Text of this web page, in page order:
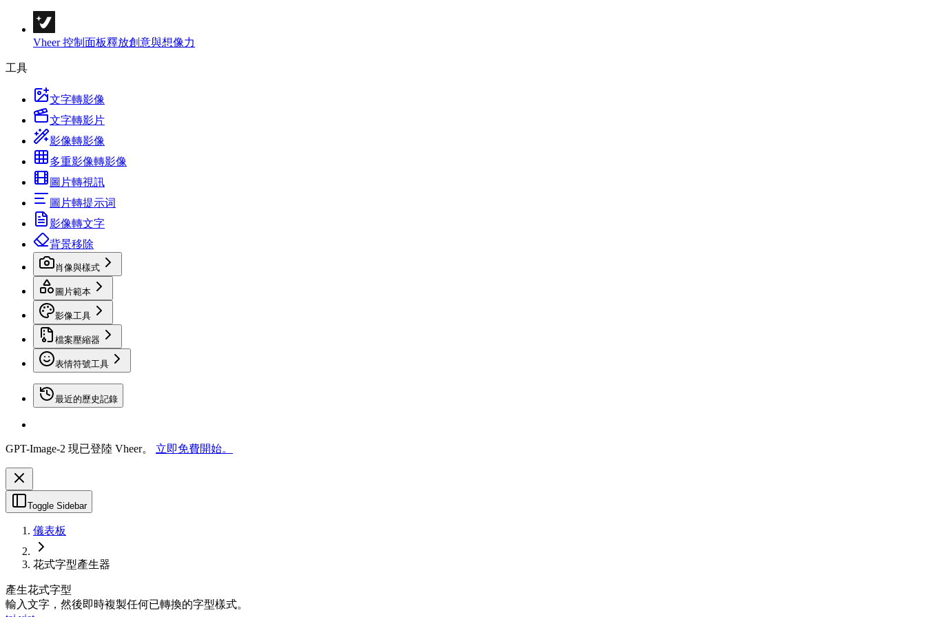
Vheer 控制面板釋放創意與想像力
工具
文字轉影像
文字轉影片
影像轉影像
多重影像轉影像
圖片轉視訊
圖片轉提示词
影像轉文字
背景移除
肖像與樣式
圖片範本
影像工具
檔案壓縮器
表情符號工具
最近的歷史記錄
GPT-Image-2 現已登陸 Vheer。 立即免費開始。
Toggle Sidebar
儀表板
花式字型產生器
產生花式字型
輸入文字，然後即時複製任何已轉換的字型樣式。